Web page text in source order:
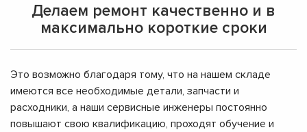
Делаем ремонт качественно и в
максимально короткие сроки
Это возможно благодаря тому, что на нашем складе
имеются все необходимые детали, запчасти и
расходники, а наши сервисные инженеры постоянно
повышают свою квалификацию, проходят обучение и